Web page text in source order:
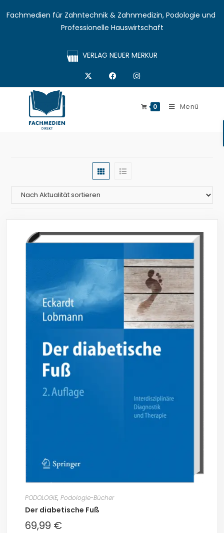
Fachmedien für Zahntechnik & Zahnmedizin, Podologie und
Professionelle Hauswirtschaft
VERLAG NEUER MERKUR
0 Menü
PODOLOGIE, Podologie-Bücher
Der diabetische Fuß
69,99 €